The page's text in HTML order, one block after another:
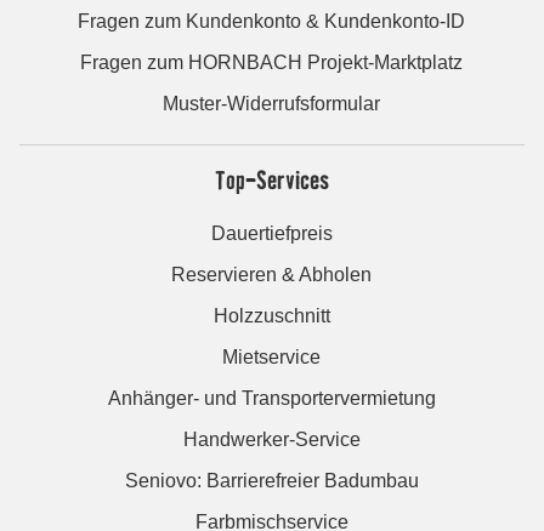
Fragen zum Kundenkonto & Kundenkonto-ID
Fragen zum HORNBACH Projekt-Marktplatz
Muster-Widerrufsformular
Top-Services
Dauertiefpreis
Reservieren & Abholen
Holzzuschnitt
Mietservice
Anhänger- und Transportervermietung
Handwerker-Service
Seniovo: Barrierefreier Badumbau
Farbmischservice